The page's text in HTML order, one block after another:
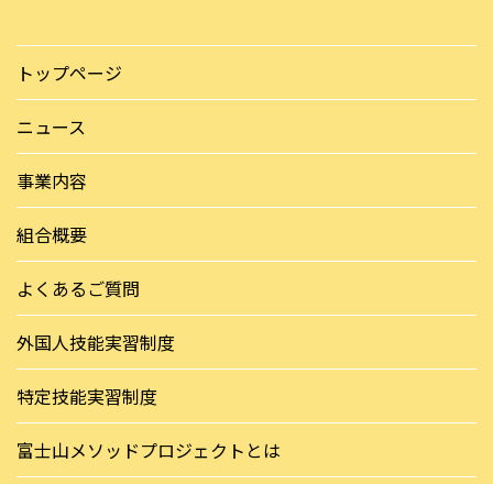
トップページ
ニュース
事業内容
組合概要
よくあるご質問
外国人技能実習制度
特定技能実習制度
富士山メソッドプロジェクトとは